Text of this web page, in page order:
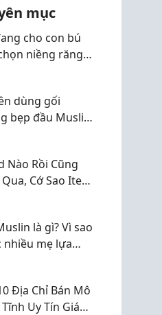
mục
cho con bú
niềng răng
dùng gối
bẹp đầu Muslin
Nào Rồi Cũng
Cớ Sao Item
là gì? Vì sao
nhiều mẹ lựa
Địa Chỉ Bán Mô
Uy Tín Giá